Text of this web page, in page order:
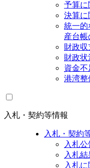
予算に
決算に
統一的
産台帳
財政
財政状
資金
港湾整
入札・契約等情報
入札・契約
入札
入札
入札